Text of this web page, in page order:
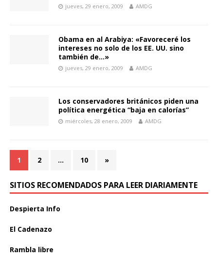
jueves, 29 enero, 2009 AMDG
Obama en al Arabiya: «Favoreceré los
intereses no solo de los EE. UU. sino
también de…»
jueves, 29 enero, 2009 AMDG
Los conservadores británicos piden una
política energética “baja en calorías”
miércoles, 28 enero, 2009 AMDG
1 2 … 10 »
SITIOS RECOMENDADOS PARA LEER DIARIAMENTE
Despierta Info
El Cadenazo
Rambla libre